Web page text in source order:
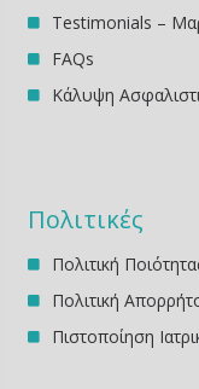
Testimonials –
FAQs
Κάλυψη
Πολιτικές
Πολιτική
Πολιτική
Πιστοποίηση